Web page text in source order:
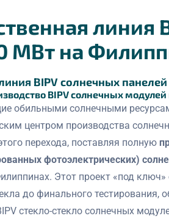
линия
МВт на
BIPV солнечных
BIPV солнечных
обильными солнечными
центром производства
перехода, поставляя полную
фотоэлектрических)
Этот проект «под
до финального тестирования,
стекло-стекло солнечных